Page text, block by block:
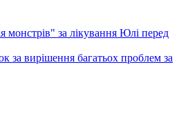
монстрів" за лікування Юлі перед